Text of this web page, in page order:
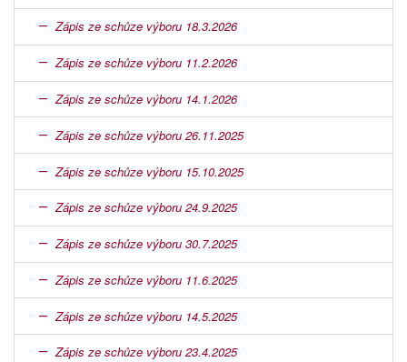
Zápis ze schůze výboru 18.3.2026
Zápis ze schůze výboru 11.2.2026
Zápis ze schůze výboru 14.1.2026
Zápis ze schůze výboru 26.11.2025
Zápis ze schůze výboru 15.10.2025
Zápis ze schůze výboru 24.9.2025
Zápis ze schůze výboru 30.7.2025
Zápis ze schůze výboru 11.6.2025
Zápis ze schůze výboru 14.5.2025
Zápis ze schůze výboru 23.4.2025